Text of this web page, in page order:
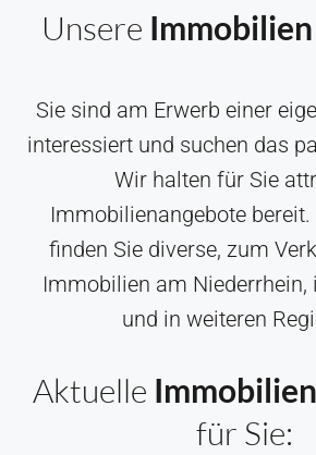
Unsere Immobilien
Sie sind am Erwerb einer
interessiert und suchen das
Wir halten für Sie
Immobilienangebote
finden Sie diverse, zum
Immobilien am Niederrhein,
und in weiteren
Aktuelle
für Sie: